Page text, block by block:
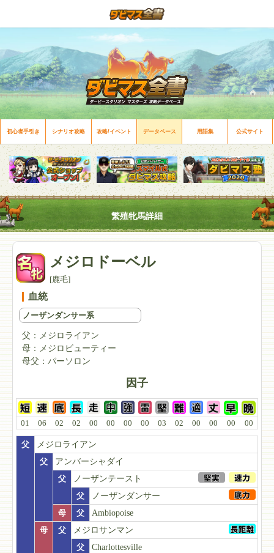
初心者手引き シナリオ攻略 攻略/イベント データベース 用語集 公式サイト
繁殖牝馬詳細
メジロドーベル
[鹿毛]
血統
ノーザンダンサー系
父： メジロライアン
母： メジロビューティー
母父： パーソロン
因子
01 06 02 02 00 00 00 00 03 02 00 00 00 00
父
メジロライアン
父
アンバーシャダイ
父
ノーザンテースト
父
ノーザンダンサー
母
父
Ambiopoise
母
父
メジロサンマン
父
Charlottesville